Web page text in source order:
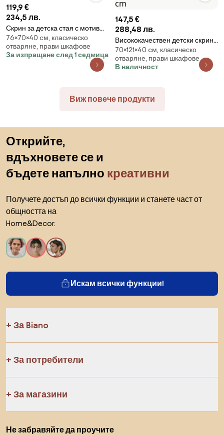
119,9 €
234,5 лв.
Скрин за детска стая с мотив
нощно небе 76х40х70 см
76×70×40 cм, класическо
отваряне, прави шкафове
За изпращане след 1 седмица
147,5 €
288,48 лв.
Висококачествен детски скрин
с мотив на розов еднорог
121x40x70 cm
70×121×40 cм, класическо
отваряне, прави шкафове
В наличност
Виж повече продукти
Открийте,
вдъхновете се и
бъдете напълно креативни
Получете достъп до всички функции и станете част от
общността на
Home&Decor.
Искам всички функции!
За Biano
За потребители
За магазини
Не забравяйте да проучите